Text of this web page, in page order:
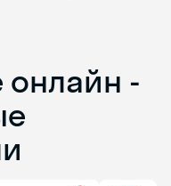
онлайн -